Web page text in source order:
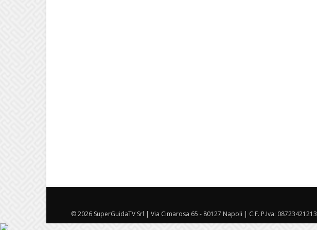
© 2026 SuperGuidaTV Srl | Via Cimarosa 65 - 80127 Napoli | C.F. P.Iva: 08723421213